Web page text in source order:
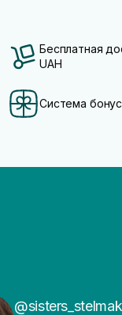
Бесплатная
UAH
Система